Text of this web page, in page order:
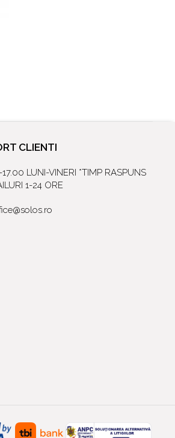
CLIENTI
LUNI-VINERI *TIMP RASPUNS
1-24 ORE